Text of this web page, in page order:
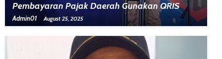
Pembayaran Pajak Daerah Gunakan QRIS
Admin01 August 25, 2025